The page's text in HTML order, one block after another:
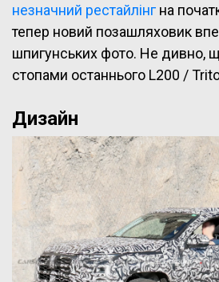
незначний рестайлінг на
тепер новий позашляховик
шпигунських фото. Не дивно,
стопами останнього L200 /
Дизайн